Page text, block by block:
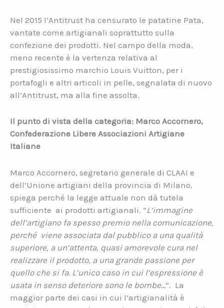
Nel 2015 l’Antitrust ha censurato le patatine Pata,
vantate come artigianali soprattutto sulla
confezione dei prodotti. Nel campo della moda,
meno recente è la vertenza relativa al
prestigiosissimo marchio Louis Vuitton, per i
portafogli e altri articoli in pelle, segnalata di nuovo
all’Antitrust, ma alla fine assolta.
Il punto di vista della categoria: Marco Accornero,
Confederazione Libere Associazioni Artigiane
Italiane
Marco Accornero, segretario generale di CLAAI e
dell’Unione artigiani della provincia di Milano,
spiega perché la legge attuale non dà tutela
sufficiente ai prodotti artigianali. “L’immagine
dell’artigiano fa spesso premio nella comunicazione,
perché viene associata dal pubblico a una qualità
superiore, a un’attenta, quasi amorevole cura nel
realizzare il prodotto, a una grande passione per
quello che si fa. L’unico caso in cui l’espressione è
usata in senso deteriore sono le bombe…”. La
maggior parte dei casi in cui l’artigianalità è